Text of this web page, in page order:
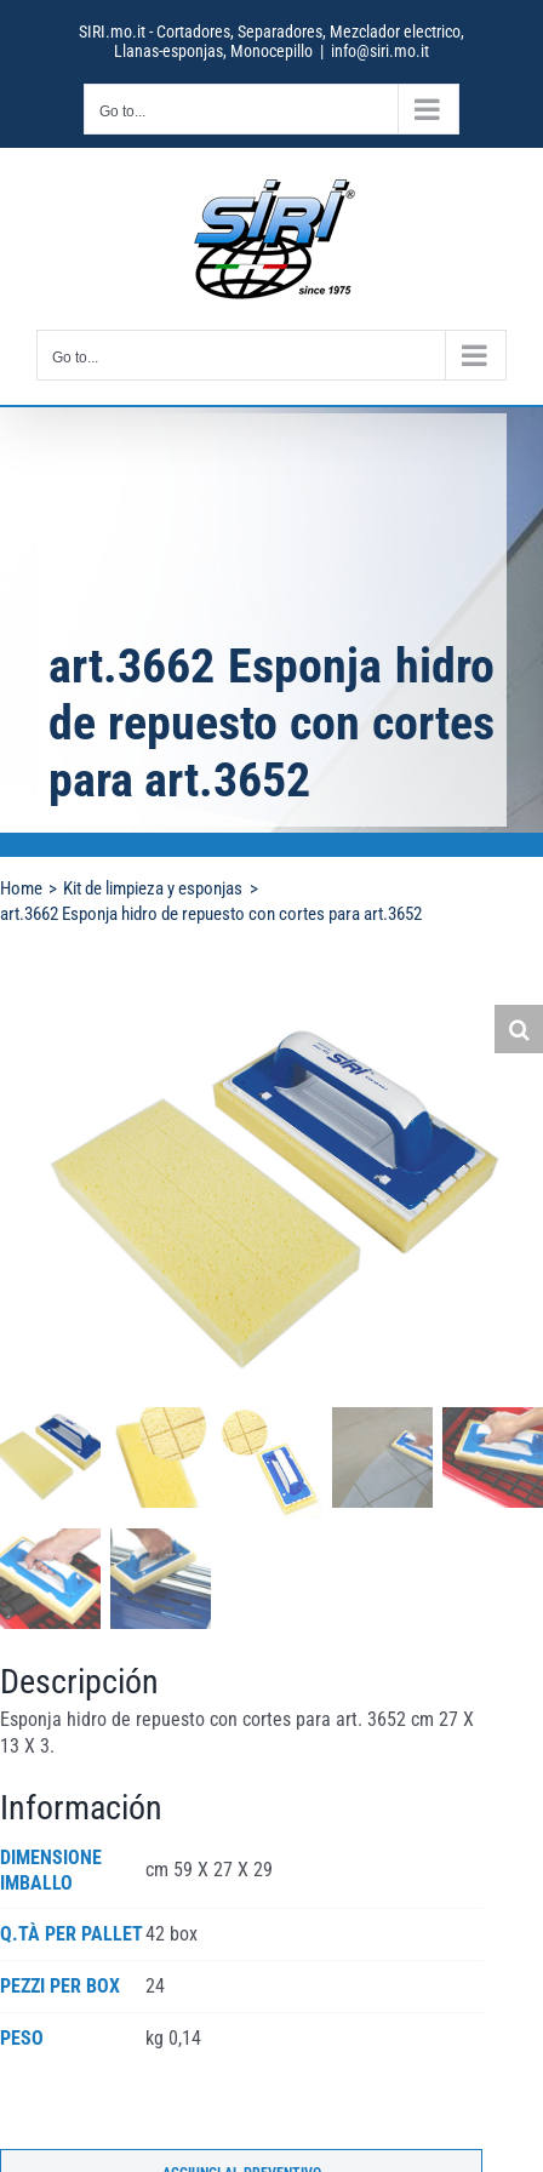
SIRI.mo.it - Cortadores, Separadores, Mezclador electrico,
Llanas-esponjas, Monocepillo | info@siri.mo.it
Go to...
Go to...
art.3662 Esponja hidro
de repuesto con cortes
para art.3652
Home
Kit de limpieza y esponjas
art.3662 Esponja hidro de repuesto con cortes para art.3652
Descripción
Esponja hidro de repuesto con cortes para art. 3652 cm 27 X
13 X 3.
Información
DIMENSIONE
IMBALLO
cm 59 X 27 X 29
Q.TÀ PER PALLET42 box
PEZZI PER BOX 24
PESO kg 0,14